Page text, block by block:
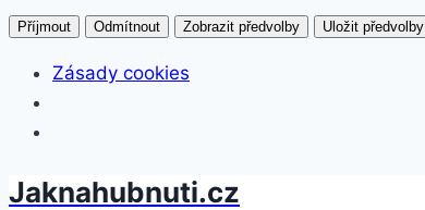
Příjmout Odmítnout Zobrazit předvolby Uložit předvolby
Zásady cookies
Přeskočit
Jaknahubnuti.cz